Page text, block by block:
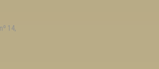
y Motociclismo
14,